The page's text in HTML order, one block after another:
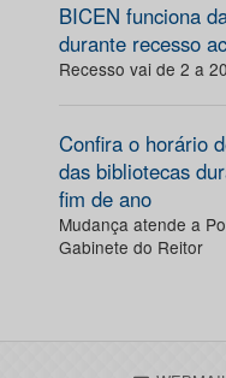
BICEN funciona
durante recesso
Recesso vai de 2 a
Confira o horário
das bibliotecas
fim de ano
Mudança atende a
Gabinete do Reitor